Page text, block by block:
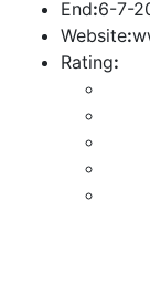
End:6-7-
Website:
Rating: